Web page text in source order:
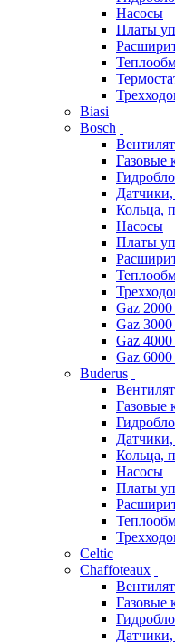
Насосы
Платы
Biasi
Bosch
Газовые
Кольца,
Насосы
Платы
Gaz
Gaz
Gaz
Gaz
Buderus
Газовые
Кольца,
Насосы
Платы
Celtic
Chaffoteaux
Газовые